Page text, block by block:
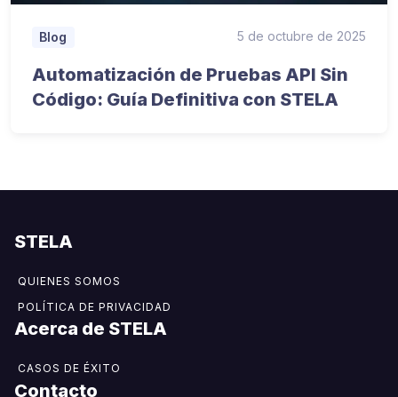
Blog 5 de octubre de 2025
Automatización de Pruebas API Sin
Código: Guía Definitiva con STELA
STELA
QUIENES SOMOS
POLÍTICA DE PRIVACIDAD
Acerca de STELA​
CASOS DE ÉXITO
Contacto